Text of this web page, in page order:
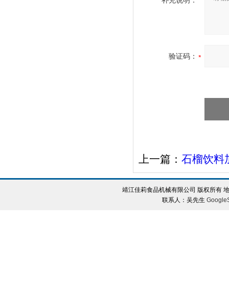
验证码：
上一篇： 石榴饮料
靖江佳莉食品机械有限公司 版权所有
联系人：吴先生